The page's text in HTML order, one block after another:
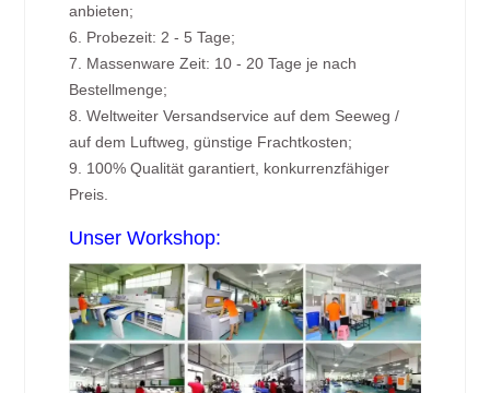
anbieten;
6. Probezeit: 2 - 5 Tage;
7. Massenware Zeit: 10 - 20 Tage je nach
Bestellmenge;
8. Weltweiter Versandservice auf dem Seeweg /
auf dem Luftweg, günstige Frachtkosten;
9. 100% Qualität garantiert, konkurrenzfähiger
Preis.
Unser Workshop: